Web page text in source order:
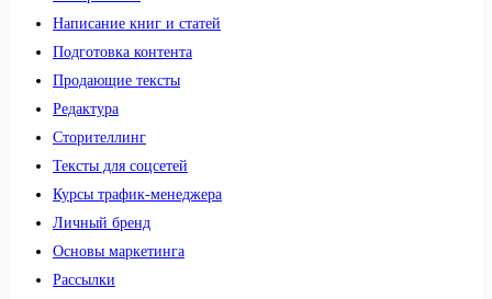
Написание книг и статей
Подготовка контента
Продающие тексты
Редактура
Сторителлинг
Тексты для соцсетей
Курсы трафик-менеджера
Личный бренд
Основы маркетинга
Рассылки